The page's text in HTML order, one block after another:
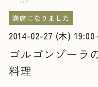
満席になりました
2014-02-27 (木) 19:00
ゴルゴンゾーラ
料理